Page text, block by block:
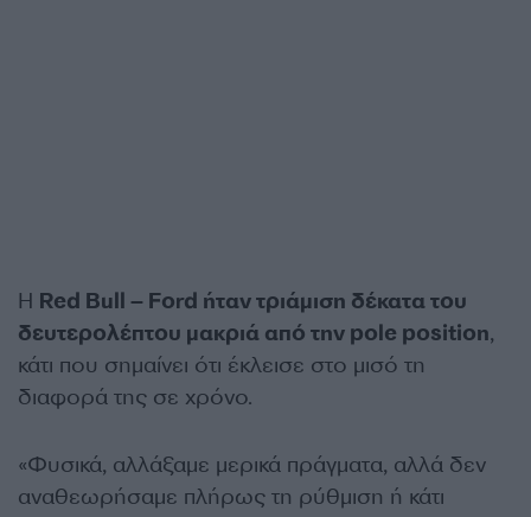
Η Red Bull – Ford ήταν τριάμιση δέκατα του
δευτερολέπτου μακριά από την pole position,
κάτι που σημαίνει ότι έκλεισε στο μισό τη
διαφορά της σε χρόνο.
«Φυσικά, αλλάξαμε μερικά πράγματα, αλλά δεν
αναθεωρήσαμε πλήρως τη ρύθμιση ή κάτι